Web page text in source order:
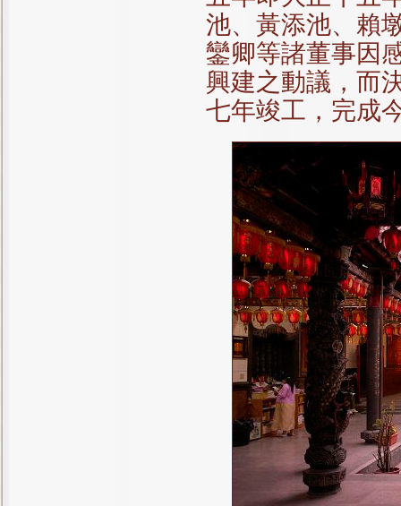
池、黃添池、賴
鑾卿等諸董事因
興建之動議，而
七年竣工，完成